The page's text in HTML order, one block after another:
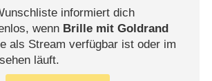
informiert dich
wenn Brille mit Goldrand
als Stream verfügbar ist oder im
läuft.